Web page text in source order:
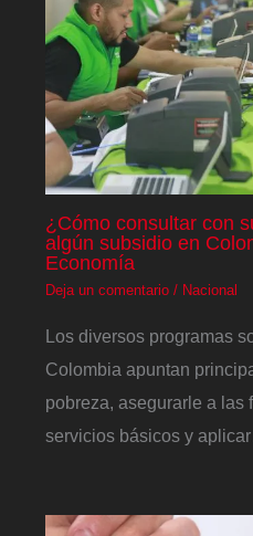
¿Cómo consultar con
algún subsidio en
Economía
Deja un comentario / Nacional
Los diversos programas
Colombia apuntan
pobreza, asegurarle a las
servicios básicos y